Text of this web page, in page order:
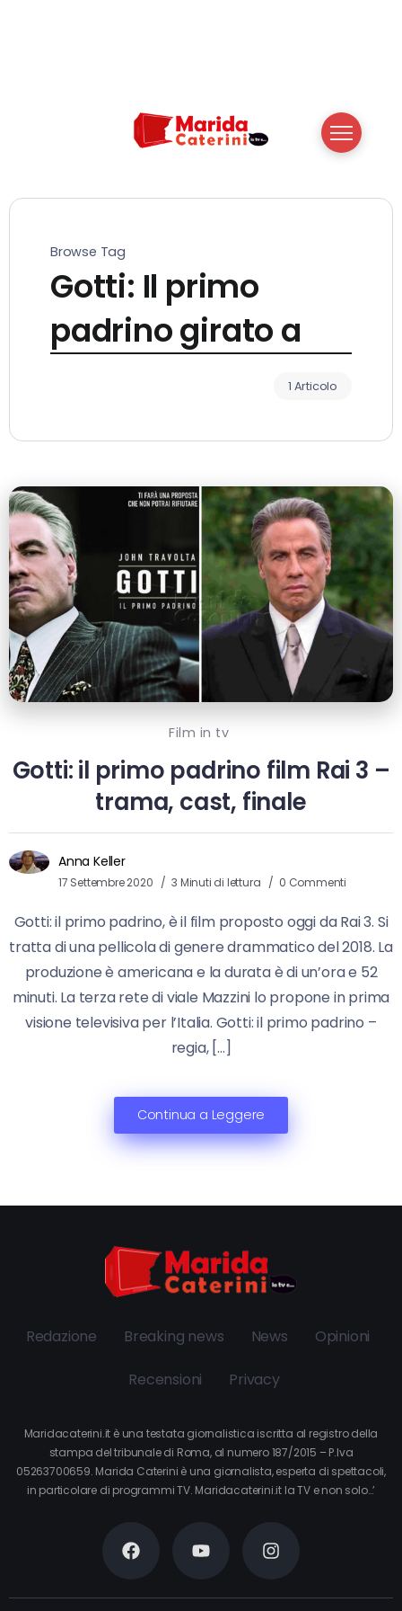
Browse Tag
Gotti: Il primo
padrino girato a
1 Articolo
Film in tv
Gotti: il primo padrino film Rai 3 –
trama, cast, finale
Anna Keller
17 Settembre 2020 3 Minuti di lettura 0 Commenti
Gotti: il primo padrino, è il film proposto oggi da Rai 3. Si
tratta di una pellicola di genere drammatico del 2018. La
produzione è americana e la durata è di un’ora e 52
minuti. La terza rete di viale Mazzini lo propone in prima
visione televisiva per l’Italia. Gotti: il primo padrino –
regia, […]
Continua a Leggere
Redazione Breaking news News Opinioni
Recensioni Privacy
Maridacaterini.it è una testata giornalistica iscritta al registro della
stampa del tribunale di Roma, al numero 187/2015 – P.Iva
05263700659. Marida Caterini è una giornalista, esperta di spettacoli,
in particolare di programmi TV. Maridacaterini.it la TV e non solo…’